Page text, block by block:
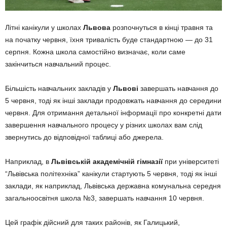
Літні канікули у школах Львова розпочнуться в кінці травня та
на початку червня, їхня тривалість буде стандартною — до 31
серпня. Кожна школа самостійно визначає, коли саме
закінчиться навчальний процес.
Більшість навчальних закладів у Львові завершать навчання до
5 червня, тоді як інші заклади продовжать навчання до середини
червня. Для отримання детальної інформації про конкретні дати
завершення навчального процесу у різних школах вам слід
звернутись до відповідної таблиці або джерела.
Наприклад, в Львівській академічній гімназіїпри університеті
“Львівська політехніка” канікули стартують 5 червня, тоді як інші
заклади, як наприклад, Львівська державна комунальна середня
загальноосвітня школа №3, завершать навчання 10 червня.
Цей графік дійсний для таких районів, як Галицький,